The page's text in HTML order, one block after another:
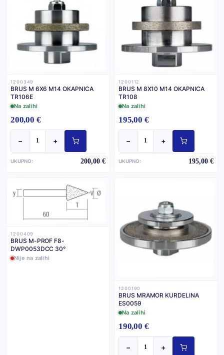
1200349
BRUS M 6X6 M14 OKAPNICA
TR106E
Na zalihi
200,00 €
− +
UKUPNO: 200,00 €
1200112
BRUS M 8X10 M14 OKAPNICA
TR108
Na zalihi
195,00 €
− +
UKUPNO: 195,00 €
1200409
BRUS M-PROF F8-
DWP0053DCC 30°
Nije na zalihi
1200190
BRUS MRAMOR KURDELINA
ES0059
Na zalihi
190,00 €
− +